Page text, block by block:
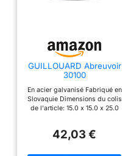
GUILLOUARD Abreuvoir
30100
En acier galvanisé Fabriqué en
Slovaquie Dimensions du colis
de l'article: 15.0 x 15.0 x 25.0
42,03 €